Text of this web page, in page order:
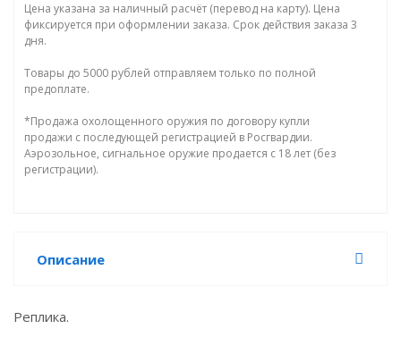
Цена указана за наличный расчёт (перевод на карту). Цена
фиксируется при оформлении заказа. Срок действия заказа 3
дня.
Товары до 5000 рублей отправляем только по полной
предоплате.
*Продажа охолощенного оружия по договору купли
продажи с последующей регистрацией в Росгвардии.
Аэрозольное, сигнальное оружие продается с 18 лет (без
регистрации).
Описание
Реплика.